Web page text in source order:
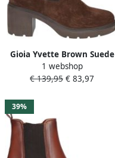
Gioia Yvette Brown Suede
1 webshop
€ 139,95 € 83,97
39%